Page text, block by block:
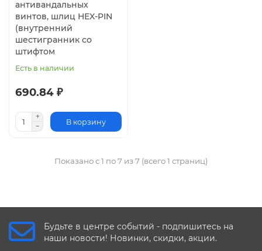
антивандальных
винтов, шлиц HEX-PIN
(внутренний
шестигранник со
штифтом
Есть в наличии
690.84 ₽
В корзину
Показано с 1 по 7 из 7 (всего 1 страниц)
Будьте в центре событий - подпишитесь на
наши новости! Новинки, скидки, акции.